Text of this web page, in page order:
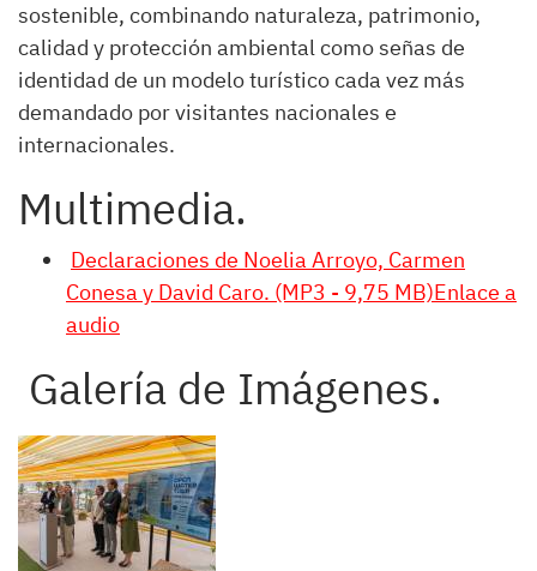
sostenible, combinando naturaleza, patrimonio,
calidad y protección ambiental como señas de
identidad de un modelo turístico cada vez más
demandado por visitantes nacionales e
internacionales.
Multimedia.
Declaraciones de Noelia Arroyo, Carmen
Conesa y David Caro. (MP3 - 9,75 MB)Enlace a
audio
Galería de Imágenes.